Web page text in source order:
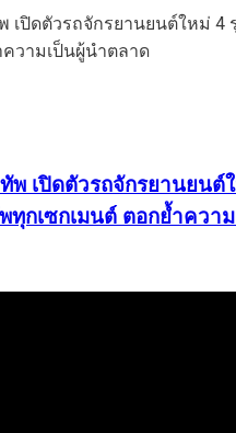
เปิดตัวรถจักรยานยน
ทุกเซกเมนต์ ตอกย้ำควา